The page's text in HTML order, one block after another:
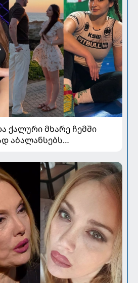
ქალური მხარე ჩემში
აბალანსებს
მომავლის გეგმებსა და